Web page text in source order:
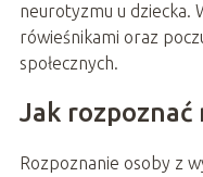
neurotyzmu u dziecka.
rówieśnikami oraz
społecznych.
Jak rozpoznać
Rozpoznanie osoby z